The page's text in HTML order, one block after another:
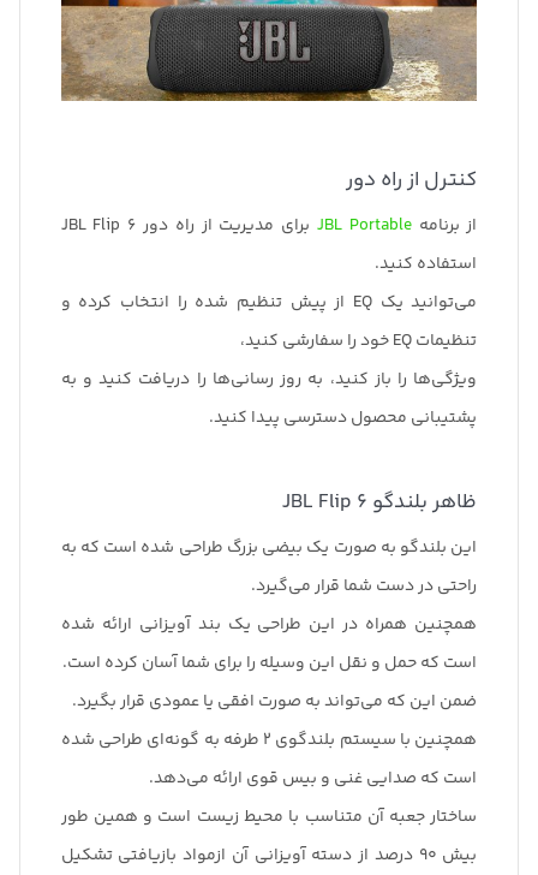
کنترل از راه دور
از برنامهJBL Portable
برای مدیریت از راه دور JBL Flip 6
استفاده کنید.
می‌توانید یک EQ از پیش تنظیم شده را انتخاب کرده و
تنظیمات EQ خود را سفارشی کنید،
ویژگی‌ها را باز کنید، به روز رسانی‌ها را دریافت کنید و به
پشتیبانی محصول دسترسی پیدا کنید.
ظاهر بلندگو JBL Flip 6
این بلندگو به صورت یک بیضی بزرگ طراحی شده است که به
راحتی در دست شما قرار می‌گیرد.
همچنین همراه در این طراحی یک بند آویزانی ارائه شده
است که حمل و نقل این وسیله را برای شما آسان کرده است.
ضمن این که می‌تواند به صورت افقی یا عمودی قرار بگیرد.
همچنین با سیستم بلندگوی 2 طرفه به گونه‌ای طراحی شده
است که صدایی غنی و بیس قوی ارائه می‌دهد.
ساختار جعبه آن متناسب با محیط زیست است و همین طور
بیش 90 درصد از دسته آویزانی آن ازمواد بازیافتی تشکیل